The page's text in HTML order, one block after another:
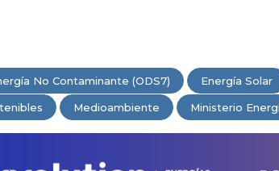
No Contaminante (ODS7) Energía Solar
Medioambiente Ministerio